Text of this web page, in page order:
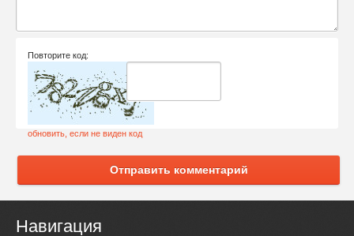
Повторите код:
обновить, если не виден код
Отправить комментарий
Навигация